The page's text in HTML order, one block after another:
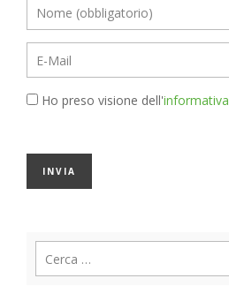
Ho preso visione dell'informativa